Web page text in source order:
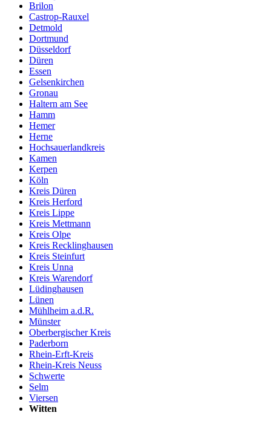
Brilon
Castrop-Rauxel
Detmold
Dortmund
Düsseldorf
Düren
Essen
Gelsenkirchen
Gronau
Haltern am See
Hamm
Hemer
Herne
Hochsauerlandkreis
Kamen
Kerpen
Köln
Kreis Düren
Kreis Herford
Kreis Lippe
Kreis Mettmann
Kreis Olpe
Kreis Recklinghausen
Kreis Steinfurt
Kreis Unna
Kreis Warendorf
Lüdinghausen
Lünen
Mühlheim a.d.R.
Münster
Oberbergischer Kreis
Paderborn
Rhein-Erft-Kreis
Rhein-Kreis Neuss
Schwerte
Selm
Viersen
Witten